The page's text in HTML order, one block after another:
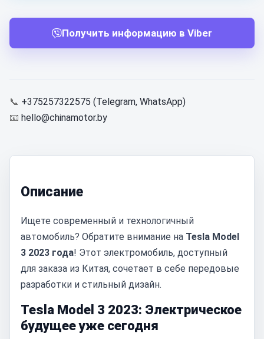
Получить информацию в Viber
📞 +375257322575 (Telegram, WhatsApp)
📧 hello@chinamotor.by
Описание
Ищете современный и технологичный
автомобиль? Обратите внимание на Tesla Model
3 2023 года! Этот электромобиль, доступный
для заказа из Китая, сочетает в себе передовые
разработки и стильный дизайн.
Tesla Model 3 2023: Электрическое
будущее уже сегодня